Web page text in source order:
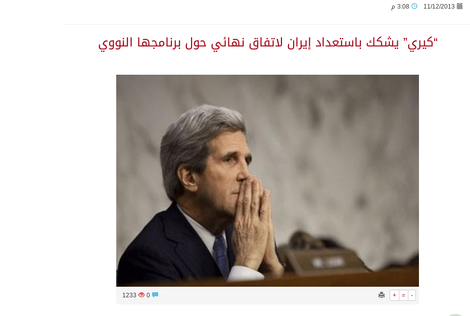
على مخيم قلنديا إصابة 48 فلسطينيًا
الثانية من ضيوف خادم الحرمين الشريفين للعمرة والزيارة في المدينة المنورة
اليمنية في استشهاد قوات يمنية جراء هجوم حوثي غادر
بين الميليشيات الحوثية والعراقية وإيران للإعداد لاعتداءات تستهدف المملكة
اليوم في المملكة
للمتقاعدين بالصوارمة-مركز الحكامية
11/12/2013
“كيري” يشكك باستعداد إيران لاتفاق نهائي حول برنامجها النووي
+ = -
1233